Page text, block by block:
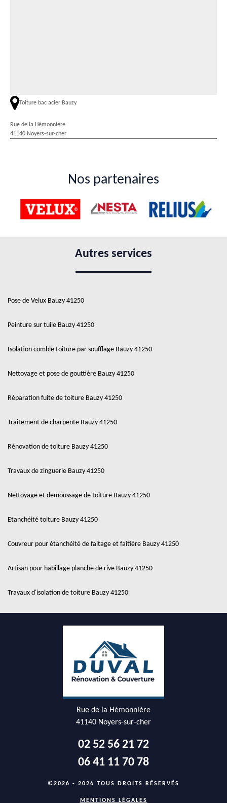
Toiture bac acier Bauzy
Rue de la Hémonnière
41140 Noyers-sur-cher
Nos partenaires
Autres services
Pose de Velux Bauzy 41250
Peinture sur tuile Bauzy 41250
Isolation comble toiture par soufflage Bauzy 41250
Nettoyage et pose de gouttière Bauzy 41250
Réparation fuite de toiture Bauzy 41250
Traitement de charpente Bauzy 41250
Rénovation de toiture Bauzy 41250
Travaux de zinguerie Bauzy 41250
Nettoyage et demoussage de toiture Bauzy 41250
Etanchéité toiture Bauzy 41250
Couvreur pour étanchéité de faitage et faitière Bauzy 41250
Artisan pour habillage planche de rive Bauzy 41250
Travaux d'isolation de toiture Bauzy 41250
Rue de la Hémonnière
41140 Noyers-sur-cher
02 52 56 21 72
06 41 11 70 78
©2026 - 2026 TOUS DROITS RÉSERVÉS
MENTIONS LÉGALES